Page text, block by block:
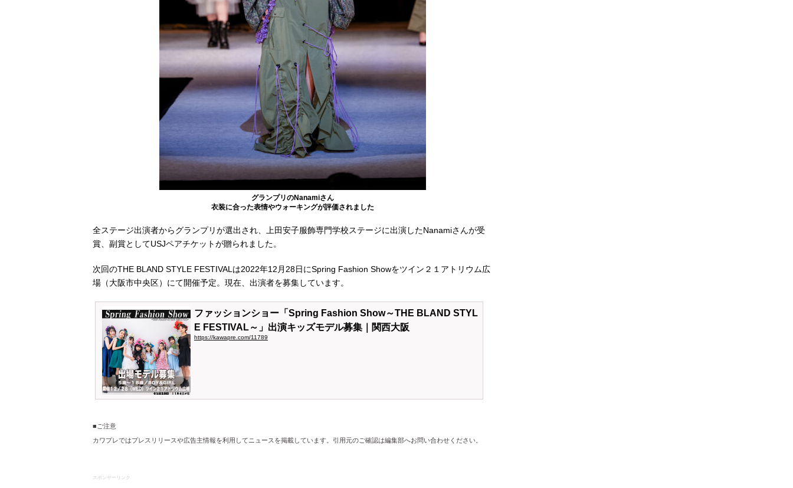
グランプリのNanamiさん
衣装に合った表情やウォーキングが評価されました
全ステージ出演者からグランプリが選出され、上田安子服飾専門学校ステージに出演したNanamiさんが受
賞、副賞としてUSJペアチケットが贈られました。
次回のTHE BLAND STYLE FESTIVALは2022年12月28日にSpring Fashion Showをツイン２１アトリウム広
場（大阪市中央区）にて開催予定。現在、出演者を募集しています。
ファッションショー「Spring Fashion Show～THE BLAND STYL
E FESTIVAL～」出演キッズモデル募集｜関西大阪
https://kawapre.com/11789
■ご注意
カワプレではプレスリリースや広告主情報を利用してニュースを掲載しています。引用元のご確認は編集部へお問い合わせください。
スポンサーリンク